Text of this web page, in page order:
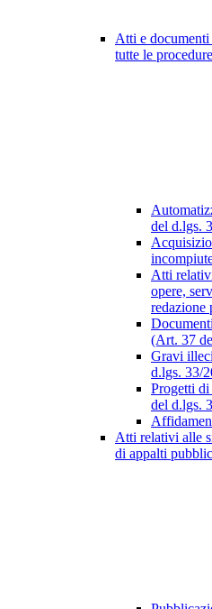
Atti e documenti
tutte le procedure
del d.lgs.
Atti
opere,
redazione
(Art. 37
Gravi
d.lgs. 33/
Progetti
del d.lgs.
Atti relativi alle
di appalti